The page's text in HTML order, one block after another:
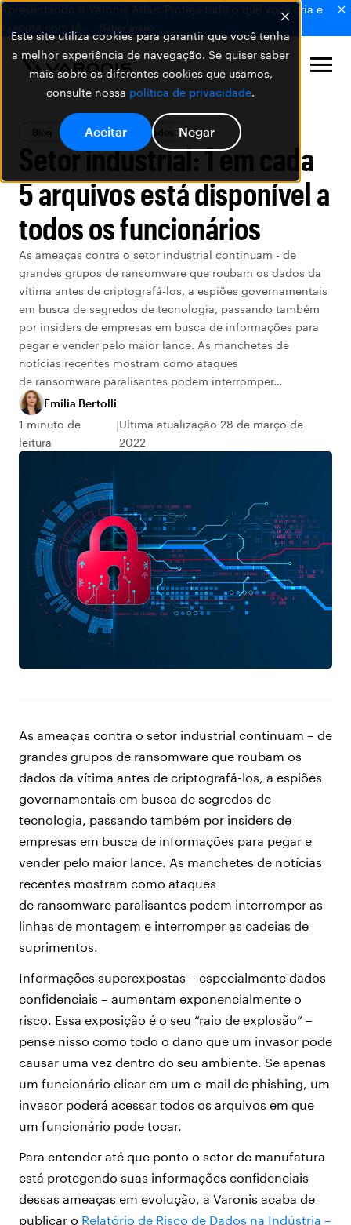
Este site utiliza cookies para garantir que você tenha
a melhor experiência de navegação. Se quiser saber
mais sobre os diferentes cookies que usamos,
consulte nossa política de privacidade.
Aceitar Negar
Apresentando o Varonis Atlas: Proteja tudo o que você cria e
executa com IA.
Saber mais
Blog Segurança de Dados
Setor industrial: 1 em cada
5 arquivos está disponível a
todos os funcionários
As ameaças contra o setor industrial continuam - de
grandes grupos de ransomware que roubam os dados da
vítima antes de criptografá-los, a espiões governamentais
em busca de segredos de tecnologia, passando também
por insiders de empresas em busca de informações para
pegar e vender pelo maior lance. As manchetes de
notícias recentes mostram como ataques
de ransomware paralisantes podem interromper…
Emilia Bertolli
1 minuto de
leitura
Ultima atualização 28 de março de
2022
As ameaças contra o setor industrial continuam – de
grandes grupos de ransomware que roubam os
dados da vítima antes de criptografá-los, a espiões
governamentais em busca de segredos de
tecnologia, passando também por insiders de
empresas em busca de informações para pegar e
vender pelo maior lance. As manchetes de notícias
recentes mostram como ataques
de ransomware paralisantes podem interromper as
linhas de montagem e interromper as cadeias de
suprimentos.
Informações superexpostas – especialmente dados
confidenciais – aumentam exponencialmente o
risco. Essa exposição é o seu “raio de explosão” –
pense nisso como todo o dano que um invasor pode
causar uma vez dentro do seu ambiente. Se apenas
um funcionário clicar em um e-mail de phishing, um
invasor poderá acessar todos os arquivos em que
um funcionário pode tocar.
Para entender até que ponto o setor de manufatura
está protegendo suas informações confidenciais
dessas ameaças em evolução, a Varonis acaba de
publicar o Relatório de Risco de Dados na Indústria –